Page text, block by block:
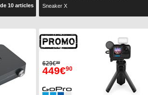
10 articles Sneaker X
629€99
449€90